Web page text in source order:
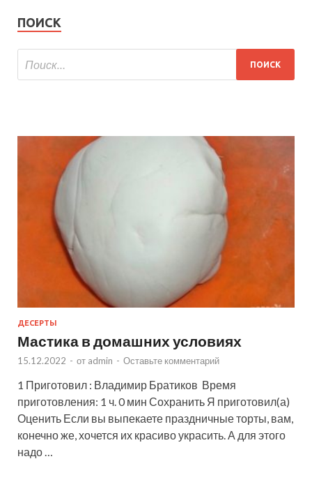
ПОИСК
ДЕСЕРТЫ
Мастика в домашних условиях
15.12.2022 - от admin - Оставьте комментарий
1 Приготовил : Владимир Братиков Время
приготовления: 1 ч. 0 мин Сохранить Я приготовил(а)
Оценить Если вы выпекаете праздничные торты, вам,
конечно же, хочется их красиво украсить. А для этого
надо …